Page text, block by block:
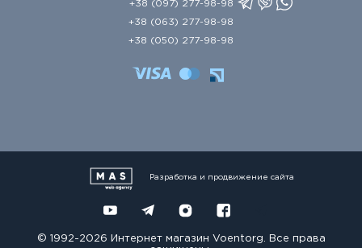
+38 (097) 277-98-98
+38 (063) 277-98-98
+38 (050) 277-98-98
© 1992-2026 Интернет магазин Voentorg. Все права
Разработка и продвижение сайта